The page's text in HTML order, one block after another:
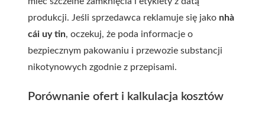
produkcji. Jeśli sprzedawca reklamuje się jako nhà
cái uy tin, oczekuj, że poda informacje o
bezpiecznym pakowaniu i przewozie substancji
nikotynowych zgodnie z przepisami.
Porównanie ofert i kalkulacja kosztów